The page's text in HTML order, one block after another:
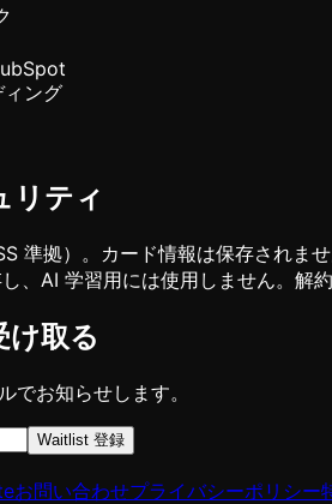
ング
リティ
準拠）。カード情報は保存されま
、AI 学習用には使用しません。解
け取る
でお知らせします。
Waitlist 登録
お問い合わせプライバシーポリシー